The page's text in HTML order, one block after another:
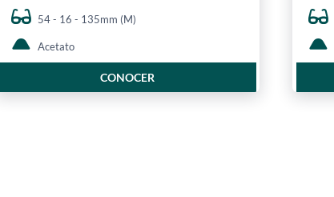
54 - 16 - 135mm (M)
Acetato
CONOCER